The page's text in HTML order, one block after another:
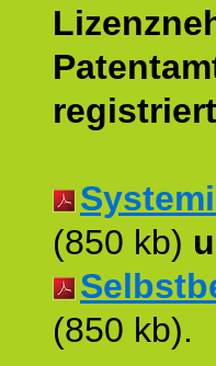
(850 kb)
(850 kb).